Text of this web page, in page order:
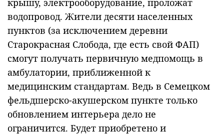
крышу, электрооборудование, проложат
водопровод. Жители десяти населенных
пунктов (за исключением деревни
Старокрасная Слобода, где есть свой ФАП)
смогут получать первичную медпомощь в
амбулатории, приближенной к
медицинским стандартам. Ведь в Семецком
фельдшерско-акушерском пункте только
обновлением интерьера дело не
ограничится. Будет приобретено и